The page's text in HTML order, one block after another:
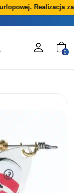
Realizacja
0